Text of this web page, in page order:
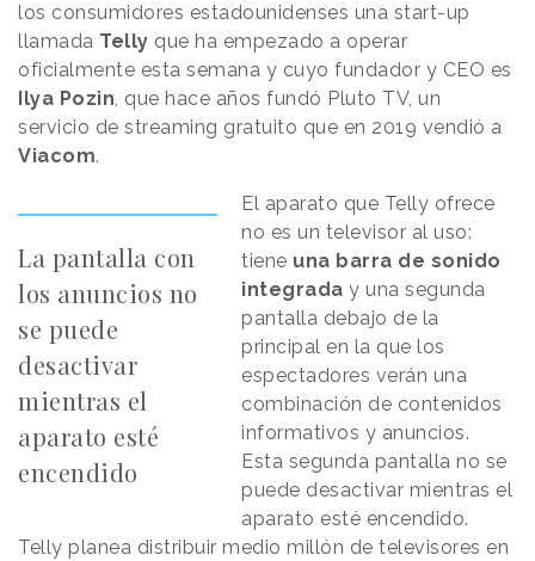
los consumidores estadounidenses una start-up
llamada Telly que ha empezado a operar
oficialmente esta semana y cuyo fundador y CEO es
Ilya Pozin, que hace años fundó Pluto TV, un
servicio de streaming gratuito que en 2019 vendió a
Viacom.
La pantalla con
los anuncios no
se puede
desactivar
mientras el
aparato esté
encendido
El aparato que Telly ofrece
no es un televisor al uso:
tiene una barra de sonido
integraday una segunda
pantalla debajo de la
principal en la que los
espectadores verán una
combinación de contenidos
informativos y anuncios.
Esta segunda pantalla no se
puede desactivar mientras el
aparato esté encendido.
Telly planea distribuir medio millón de televisores en